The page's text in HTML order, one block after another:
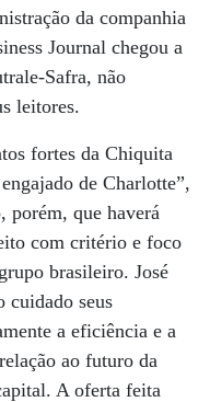
da companhia
Journal chegou a
Safra, não
leitores.
fortes da Chiquita
de Charlotte”,
porém, que haverá
com critério e foco
brasileiro. José
cuidado seus
a eficiência e a
ao futuro da
A oferta feita